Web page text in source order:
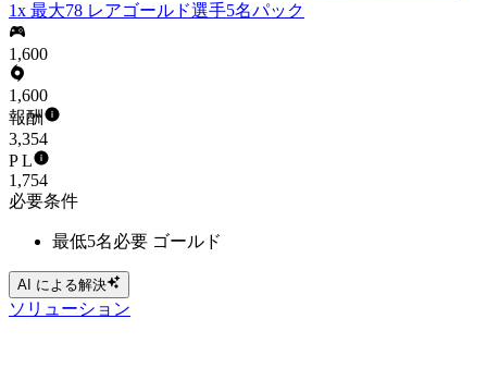
1x 最大78 レアゴールド選手5名パック
1,600
1,600
報酬
3,354
P L
1,754
必要条件
最低5名必要 ゴールド
AI による解決
ソリューション